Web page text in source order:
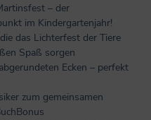
– der
im Kindergartenjahr!
das Lichterfest der Tiere
Spaß sorgen
Ecken – perfekt
zum gemeinsamen